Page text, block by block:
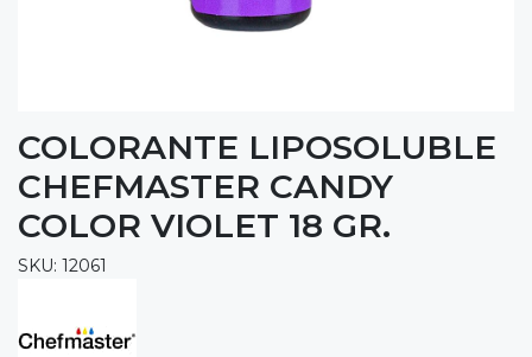
COLORANTE LIPOSOLUBLE
CHEFMASTER CANDY
COLOR VIOLET 18 GR.
SKU: 12061